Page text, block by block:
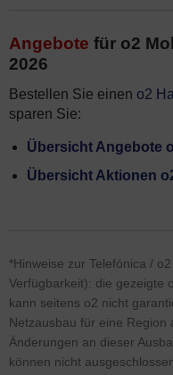
Angebote für o2
2026
Bestellen Sie einen o2
sparen Sie:
Übersicht Angebote
Übersicht Aktionen
*Hinweise zur Telefónica /
Verfügbarkeit): die gezeigte
kann seitens o2 nicht
Netzausbau für eine Region
Änderungen an dieser
können nicht